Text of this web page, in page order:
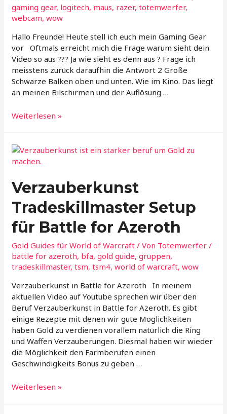
gaming gear, logitech, maus, razer,totemwerfer,
webcam,wow
Hallo Freunde! Heute stell ich euch mein Gaming Gear
vor Oftmals erreicht mich die Frage warum sieht dein
Video so aus ??? Ja wie sieht es denn aus ? Frage ich
meisstens zurück daraufhin die Antwort 2 Große
Schwarze Balken oben und unten. Wie im Kino. Das liegt
an meinen Bilschirmen und der Auflösung …
Mein
Weiterlesen »
Verzauberkunst
Tradeskillmaster Setup
für Battle for Azeroth
Gold Guides für World of Warcraft / Von Totemwerfer /
battle for azeroth, bfa,gold guide,gruppen,
tradeskillmaster,tsm,tsm4,world of warcraft,wow
Verzauberkunst in Battle for Azeroth In meinem
aktuellen Video auf Youtube sprechen wir über den
Beruf Verzauberkunst in Battle for Azeroth. Es gibt
einige Rezepte mit denen wir gute Möglichkeiten
haben Gold zu verdienen vorallem natürlich die Ring
und Waffen Verzauberungen. Diesmal haben wir wieder
die Möglichkeit den Farmberufen einen
Geschwindigkeits Bonus zu geben …
Verzauberkunst
Weiterlesen »